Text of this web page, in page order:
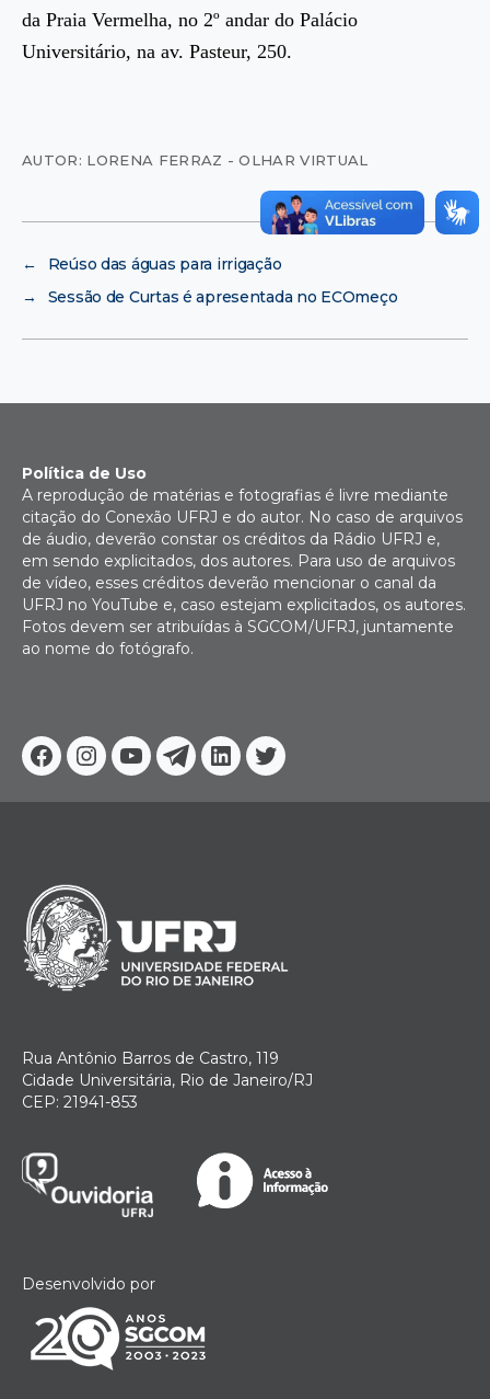
da Praia Vermelha, no 2º andar do Palácio
Universitário, na av. Pasteur, 250.
AUTOR: LORENA FERRAZ - OLHAR VIRTUAL
←
Reúso das águas para irrigação
→
Sessão de Curtas é apresentada no ECOmeço
Facebook
Instagram
YoutubeTelegram
Linkedin
Twitter
Política de Uso
A reprodução de matérias e fotografias é livre mediante
citação do Conexão UFRJ e do autor. No caso de arquivos
de áudio, deverão constar os créditos da Rádio UFRJ e,
em sendo explicitados, dos autores. Para uso de arquivos
de vídeo, esses créditos deverão mencionar o canal da
UFRJ no YouTube e, caso estejam explicitados, os autores.
Fotos devem ser atribuídas à SGCOM/UFRJ, juntamente
ao nome do fotógrafo.
Rua Antônio Barros de Castro, 119
Cidade Universitária, Rio de Janeiro/RJ
CEP: 21941-853
Desenvolvido por